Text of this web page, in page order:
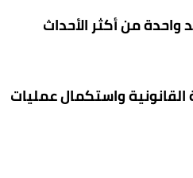
واحدة من أكثر الأحداث
واستكمال عمليات